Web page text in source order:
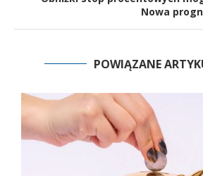
Nowa
POWIĄZANE